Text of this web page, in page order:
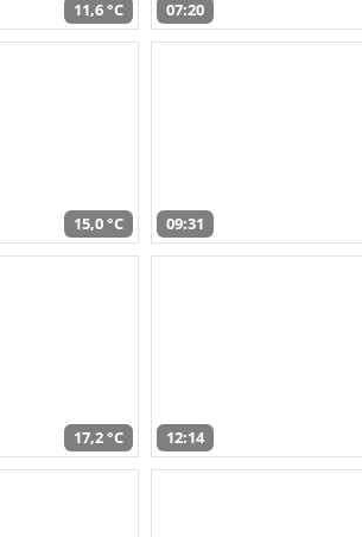
11,6 °C 07:20
15,0 °C 09:31
17,2 °C 12:14